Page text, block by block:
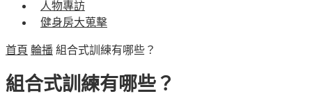
人物專訪
健身房大蒐擊
首頁 輪播 組合式訓練有哪些？
組合式訓練有哪些？